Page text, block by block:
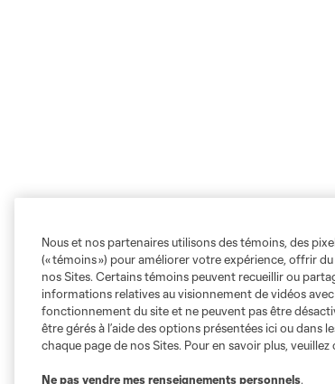
Nous et nos partenaires utilisons des témoins, des
(« témoins ») pour améliorer votre expérience, offrir
nos Sites. Certains témoins peuvent recueillir ou
informations relatives au visionnement de vidéos
fonctionnement du site et ne peuvent pas être
être gérés à l’aide des options présentées ici ou dans
chaque page de nos Sites. Pour en savoir plus,
Ne pas vendre mes renseignements personnels.